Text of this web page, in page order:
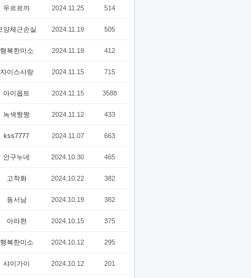
우르르까 2024.11.25 514
양체근손실 2024.11.19 505
행복한미소 2024.11.19 412
자이스사랑 2024.11.15 715
아이옵트 2024.11.15 3588
녹색짱짱 2024.11.12 433
kss7777 2024.11.07 663
안구누네 2024.10.30 465
고착화 2024.10.22 382
동서남 2024.10.19 382
아라현 2024.10.15 375
행복한미소 2024.10.12 295
샤이가이 2024.10.12 201